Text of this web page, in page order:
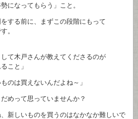
なってもらう」こと。
る前に、まずこの段階にもって
。
木戸さんが教えてくださるのが
こと」
は買えないんだよね～」
って思っていませんか？
しいものを買うのはなかなか難しいで